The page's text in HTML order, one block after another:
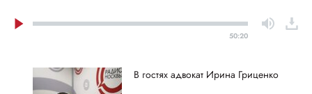
50:20
В гостях адвокат Ирина Гриценко